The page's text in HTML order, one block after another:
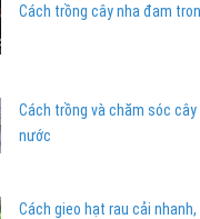
Cách trồng cây nha đam
Cách trồng và chăm sóc
nước
Cách gieo hạt rau cải